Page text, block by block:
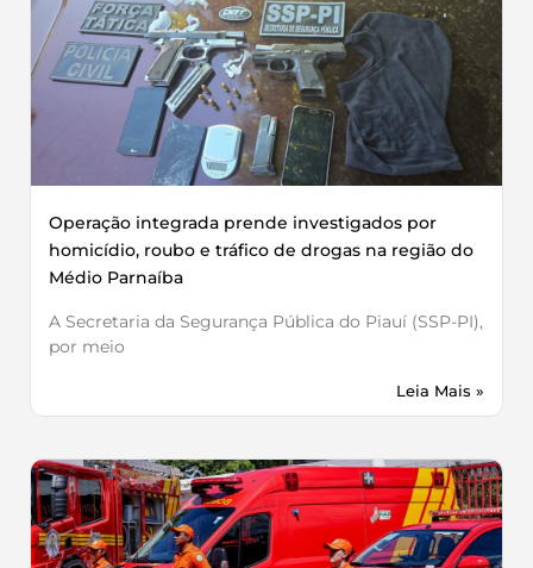
Operação integrada prende investigados por
homicídio, roubo e tráfico de drogas na região do
Médio Parnaíba
A Secretaria da Segurança Pública do Piauí (SSP-PI),
por meio
Leia Mais »